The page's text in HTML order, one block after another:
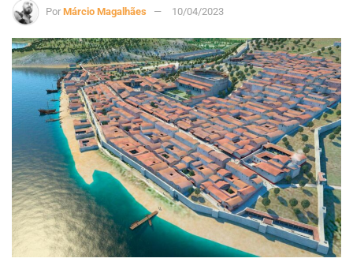
Por Márcio Magalhães 10/04/2023